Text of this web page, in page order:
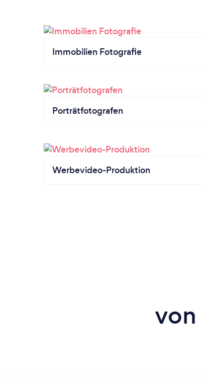
Immobilien Fotografie
Porträtfotografen
Werbevideo-Produktion